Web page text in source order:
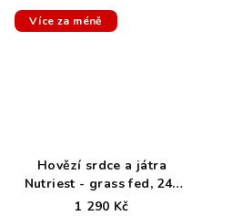
Více za méně
Hovězí srdce a játra
Nutriest - grass fed, 240
kapslí
1 290 Kč